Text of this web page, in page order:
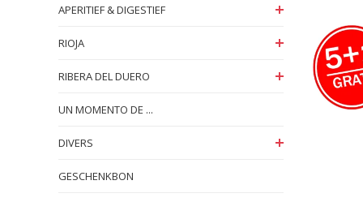
APERITIEF & DIGESTIEF
RIOJA
RIBERA DEL DUERO
UN MOMENTO DE ...
DIVERS
GESCHENKBON